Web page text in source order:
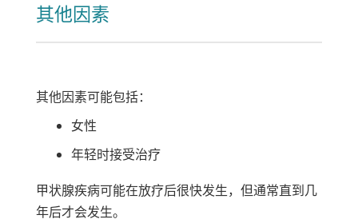
其他因素
其他因素可能包括：
女性
年轻时接受治疗
甲状腺疾病可能在放疗后很快发生，但通常直到几
年后才会发生。